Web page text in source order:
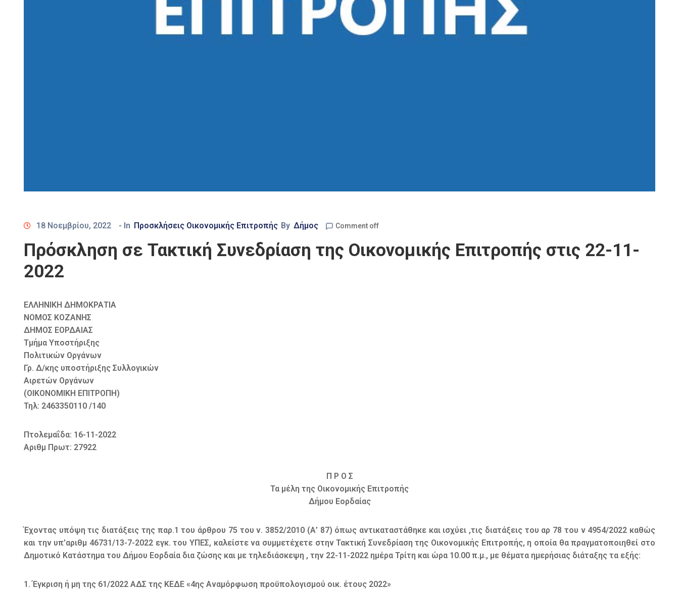
18 Νοεμβρίου, 2022 - In Προσκλήσεις Οικονομικής Επιτροπής By Δήμος Comment off
Πρόσκληση σε Τακτική Συνεδρίαση της Οικονομικής Επιτροπής στις 22-11-
2022
ΕΛΛΗΝΙΚΗ ΔΗΜΟΚΡΑΤΙΑ
ΝΟΜΟΣ ΚΟΖΑΝΗΣ
ΔΗΜΟΣ ΕΟΡΔΑΙΑΣ
Τμήμα Υποστήριξης
Πολιτικών Οργάνων
Γρ. Δ/κης υποστήριξης Συλλογικών
Αιρετών Οργάνων
(ΟΙΚΟΝΟΜΙΚΗ ΕΠΙΤΡΟΠΗ)
Τηλ: 2463350110 /140
Πτολεμαΐδα: 16-11-2022
Αριθμ Πρωτ: 27922
Π Ρ Ο Σ
Τα μέλη της Οικονομικής Επιτροπής
Δήμου Εορδαίας
Έχοντας υπόψη τις διατάξεις της παρ.1 του άρθρου 75 του ν. 3852/2010 (Α’ 87) όπως αντικαταστάθηκε και ισχύει ,τις διατάξεις του αρ 78 του ν 4954/2022 καθώς
και την υπ’αριθμ 46731/13-7-2022 εγκ. του ΥΠΕΣ, καλείστε να συμμετέχετε στην Τακτική Συνεδρίαση της Οικονομικής Επιτροπής, η οποία θα πραγματοποιηθεί στο
Δημοτικό Κατάστημα του Δήμου Εορδαία δια ζώσης και με τηλεδιάσκεψη , την 22-11-2022 ημέρα Τρίτη και ώρα 10.00 π.μ., με θέματα ημερήσιας διάταξης τα εξής:
1. Έγκριση ή μη της 61/2022 ΑΔΣ της ΚΕΔΕ «4ης Αναμόρφωση προϋπολογισμού οικ. έτους 2022»